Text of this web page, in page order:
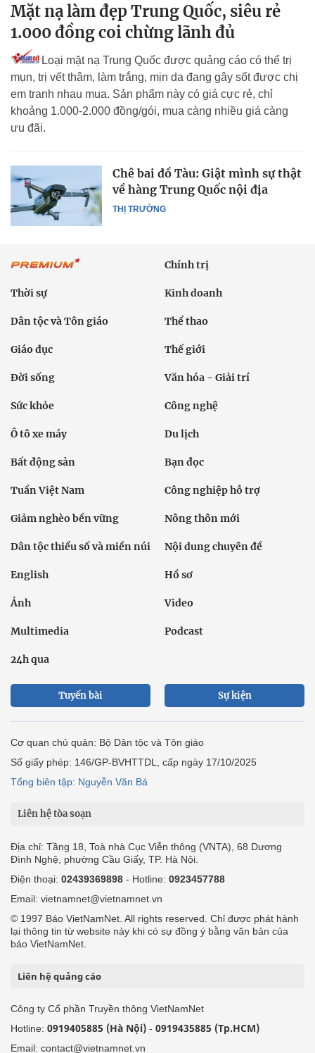
Mặt nạ làm đẹp Trung Quốc, siêu rẻ
1.000 đồng coi chừng lãnh đủ
Loại mặt nạ Trung Quốc được quảng cáo có thể trị
mụn, trị vết thâm, làm trắng, mịn da đang gây sốt được chị
em tranh nhau mua. Sản phẩm này có giá cực rẻ, chỉ
khoảng 1.000-2.000 đồng/gói, mua càng nhiều giá càng
ưu đãi.
THỊ TRƯỜNG
Chê bai đồ Tàu: Giật mình sự thật
về hàng Trung Quốc nội địa
Chính trị
Thời sự Kinh doanh
Dân tộc và Tôn giáo Thể thao
Giáo dục Thế giới
Đời sống Văn hóa - Giải trí
Sức khỏe Công nghệ
Ô tô xe máy Du lịch
Bất động sản Bạn đọc
Tuần Việt Nam Công nghiệp hỗ trợ
Giảm nghèo bền vững Nông thôn mới
Dân tộc thiểu số và miền núi Nội dung chuyên đề
English Hồ sơ
Ảnh Video
Multimedia Podcast
24h qua
Tuyến bài Sự kiện
Cơ quan chủ quản: Bộ Dân tộc và Tôn giáo
Số giấy phép: 146/GP-BVHTTDL, cấp ngày 17/10/2025
Tổng biên tập: Nguyễn Văn Bá
Liên hệ tòa soạn
Địa chỉ: Tầng 18, Toà nhà Cục Viễn thông (VNTA), 68 Dương
Đình Nghệ, phường Cầu Giấy, TP. Hà Nội.
Điện thoại: 02439369898 - Hotline: 0923457788
Email: vietnamnet@vietnamnet.vn
© 1997 Báo VietNamNet. All rights reserved. Chỉ được phát hành
lại thông tin từ website này khi có sự đồng ý bằng văn bản của
báo VietNamNet.
Liên hệ quảng cáo
Công ty Cổ phần Truyền thông VietNamNet
Hotline: 0919405885 (Hà Nội) - 0919435885 (Tp.HCM)
Email: contact@vietnamnet.vn